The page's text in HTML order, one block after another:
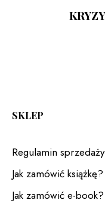
SKLEP
Regulamin sprzedaży
Jak zamówić książkę?
Jak zamówić e-book?